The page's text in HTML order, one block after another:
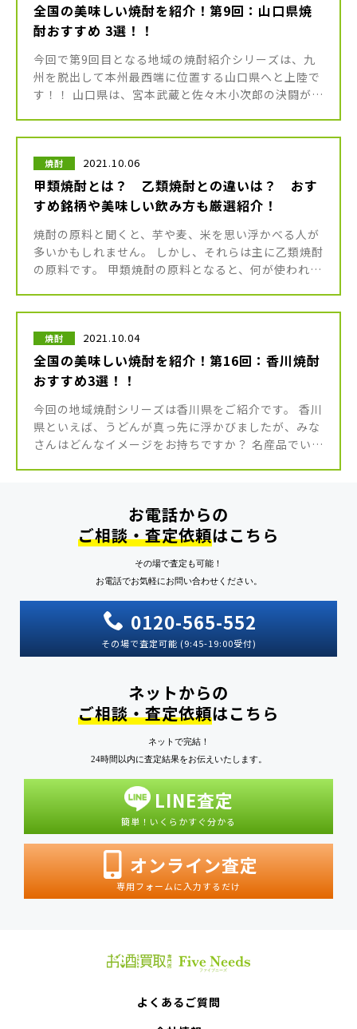
全国の美味しい焼酎を紹介！第9回：山口県焼
酎おすすめ 3選！！
今回で第9回目となる地域の焼酎紹介シリーズは、九
州を脱出して本州最西端に位置する山口県へと上陸で
す！！ 山口県は、宮本武蔵と佐々木小次郎の決闘が行
焼酎 2021.10.06
甲類焼酎とは？ 乙類焼酎との違いは？ おす
すめ銘柄や美味しい飲み方も厳選紹介！
焼酎の原料と聞くと、芋や麦、米を思い浮かべる人が
多いかもしれません。 しかし、それらは主に乙類焼酎
の原料です。 甲類焼酎の原料となると、何が使われて
焼酎 2021.10.04
全国の美味しい焼酎を紹介！第16回：香川焼酎
おすすめ3選！！
今回の地域焼酎シリーズは香川県をご紹介です。 香川
県といえば、うどんが真っ先に浮かびましたが、みな
さんはどんなイメージをお持ちですか？ 名産品でいえ
お電話からの
ご相談・査定依頼はこちら
その場で査定も可能！
お電話でお気軽にお問い合わせください。
0120-565-552
その場で査定可能 (9:45-19:00受付)
ネットからの
ご相談・査定依頼はこちら
ネットで完結！
24時間以内に査定結果をお伝えいたします。
LINE査定
簡単！いくらかすぐ分かる
オンライン査定
専用フォームに入力するだけ
よくあるご質問